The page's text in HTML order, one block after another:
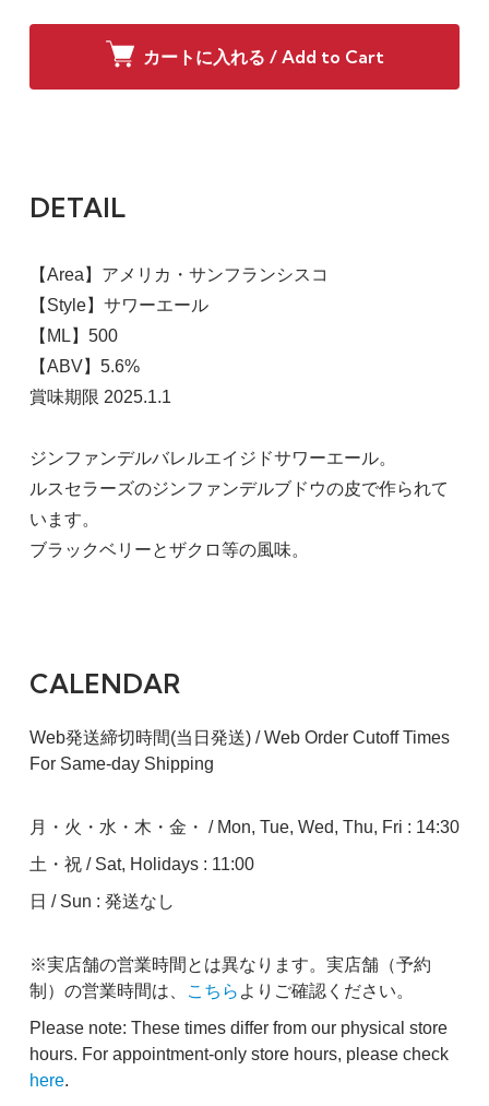
カートに入れる / Add to Cart
DETAIL
【Area】アメリカ・サンフランシスコ
【Style】サワーエール
【ML】500
【ABV】5.6%
賞味期限 2025.1.1
ジンファンデルバレルエイジドサワーエール。
ルスセラーズのジンファンデルブドウの皮で作られて
います。
ブラックベリーとザクロ等の風味。
CALENDAR
Web発送締切時間(当日発送) / Web Order Cutoff Times
For Same-day Shipping
月・火・水・木・金・ / Mon, Tue, Wed, Thu, Fri : 14:30
土・祝 / Sat, Holidays : 11:00
日 / Sun : 発送なし
※実店舗の営業時間とは異なります。実店舗（予約
制）の営業時間は、
こちら よりご確認ください。
Please note: These times differ from our physical store
hours. For appointment-only store hours, please check
here.